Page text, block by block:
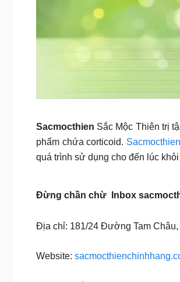
Sacmocthien Sắc Mộc Thiên trị
phẩm chứa corticoid. Sacmocthien
quá trình sử dụng cho đến lúc
Đừng chần chừ Inbox
Địa chỉ: 181/24 Đường Tam
Website: